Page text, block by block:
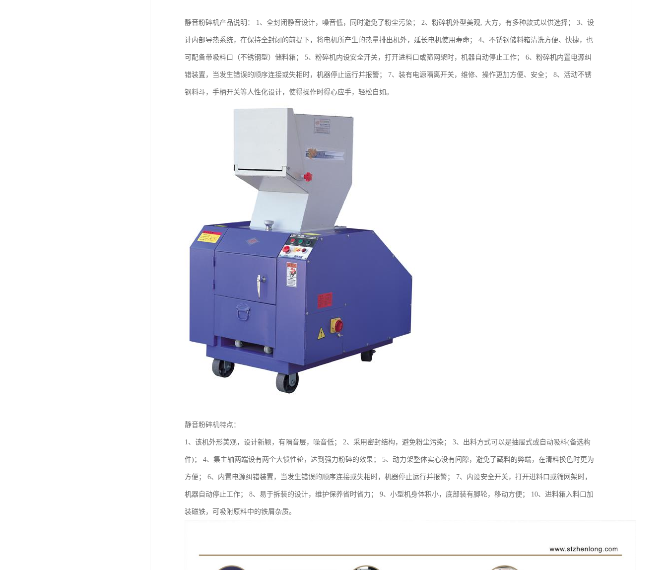
静音粉碎机产品说明： 1、全封闭静音设计，噪音低，同时避免了粉尘污染； 2、粉碎机外型美观, 大方，有多种款式以供选择； 3、设
计内部导热系统，在保持全封闭的前提下，将电机所产生的热量排出机外，延长电机使用寿命； 4、不锈钢储料箱清洗方便、快捷，也
可配备带吸料口（不锈钢型）储料箱； 5、粉碎机内设安全开关，打开进料口或筛网架时，机器自动停止工作； 6、粉碎机内置电源纠
错装置，当发生错误的顺序连接或失相时，机器停止运行并报警； 7、装有电源隔离开关，维修、操作更加方便、安全； 8、活动不锈
钢料斗，手柄开关等人性化设计，使得操作时得心应手，轻松自如。
静音粉碎机特点：
1、该机外形美观，设计新颖，有隔音层，噪音低； 2、采用密封结构，避免粉尘污染； 3、出料方式可以是抽屉式或自动吸料(备选构
件)； 4、集主轴两端设有两个大惯性轮，达到强力粉碎的效果； 5、动力架整体实心没有间隙，避免了藏料的弊端，在清料换色时更为
方便； 6、内置电源纠错装置，当发生错误的顺序连接或失相时，机器停止运行并报警； 7、内设安全开关，打开进料口或筛网架时，
机器自动停止工作； 8、易于拆装的设计，维护保养省时省力； 9、小型机身体积小，底部装有脚轮，移动方便； 10、进料箱入料口加
装磁铁，可吸附原料中的铁屑杂质。